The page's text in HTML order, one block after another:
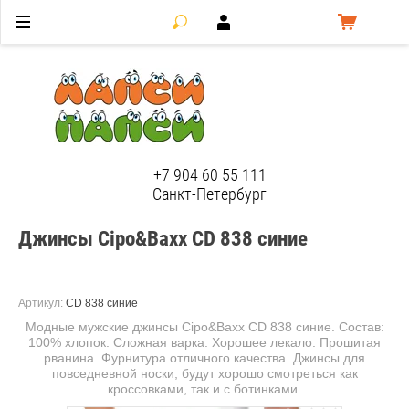
+7 904 60 55 111
Санкт-Петербург
Джинсы Cipo&Baxx CD 838 синие
Артикул: CD 838 синие
Модные мужские джинсы Cipo&Baxx CD 838 синие. Состав:
100% хлопок. Сложная варка. Хорошее лекало. Прошитая
рванина. Фурнитура отличного качества. Джинсы для
повседневной носки, будут хорошо смотреться как
кроссовками, так и с ботинками.